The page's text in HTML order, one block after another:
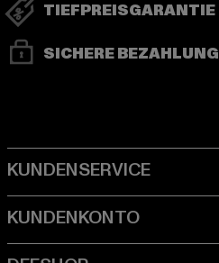
TIEFPREISGARANTIE
SICHERE BEZAHLUNG